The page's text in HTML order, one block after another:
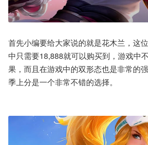
首先小编要给大家说的就是花木兰，这
中只需要18,888就可以购买到，游戏中
果，而且在游戏中的双形态也是非常的
季上分是一个非常不错的选择。